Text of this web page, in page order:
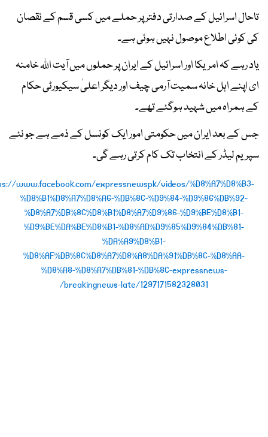
تاحال اسرائیل کے صدارتی دفتر پر حملے میں کسی قسم کے نقصان
کی کوئی اطلاع موصول نہیں ہوئی ہے۔
یاد رہے کہ امریکا اور اسرائیل کے ایران پر حملوں میں آیت اللہ خامنہ
ای اپنے اہل خانہ سمیت آرمی چیف اور دیگر اعلیٰ سیکیورٹی حکام
کے ہمراہ میں شہید ہوگئے تھے۔
جس کے بعد ایران میں حکومتی امور ایک کونسل کے ذمے ہے جو نئے
سپریم لیڈر کے انتخاب تک کام کرتی رہے گی۔
www.facebook.com/expressnewspk/videos/%D8%A7%D8%B3-
%D8%B1%D8%A7%D8%A6-%DB%8C-%D9%84-%D9%86%DB%92-
%D8%A7%DB%8C%D8%B1%D8%A7%D9%86-%D9%BE%D8%B1-
%D9%BE%DA%BE%D8%B1-%D8%AD%D9%85%D9%84%DB%81-
%DA%A9%D8%B1-
%D8%AF%DB%8C%D8%A7%D8%A8%DA%91%DB%8C-%D8%AA-
%D8%A8-%D8%A7%DB%81-%DB%8C-expressnews-
breakingnews-late/1297171582328031/